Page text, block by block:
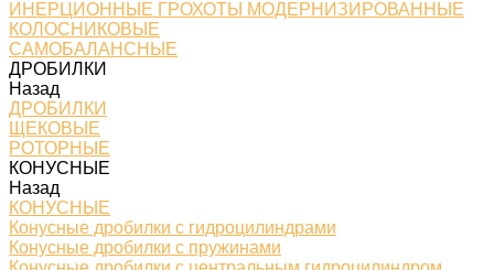
ИНЕРЦИОННЫЕ ГРОХОТЫ МОДЕРНИЗИРОВАННЫЕ
КОЛОСНИКОВЫЕ
САМОБАЛАНСНЫЕ
ДРОБИЛКИ
Назад
ДРОБИЛКИ
ЩЕКОВЫЕ
РОТОРНЫЕ
КОНУСНЫЕ
Назад
КОНУСНЫЕ
Конусные дробилки с гидроцилиндрами
Конусные дробилки с пружинами